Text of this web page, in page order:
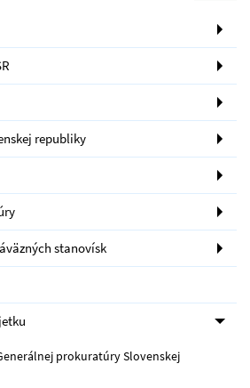
republiky
stanovísk
prokuratúry Slovenskej